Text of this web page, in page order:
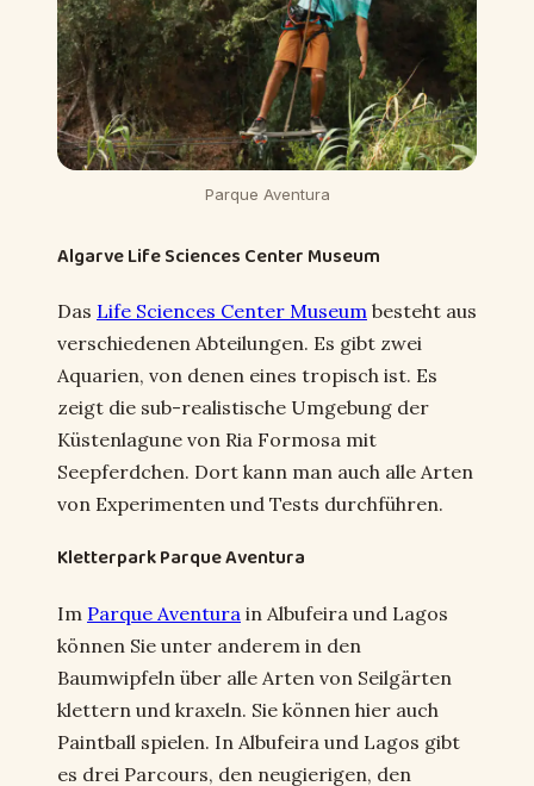
Parque Aventura
Algarve Life Sciences Center Museum
Das Life Sciences Center Museum besteht aus
verschiedenen Abteilungen. Es gibt zwei
Aquarien, von denen eines tropisch ist. Es
zeigt die sub-realistische Umgebung der
Küstenlagune von Ria Formosa mit
Seepferdchen. Dort kann man auch alle Arten
von Experimenten und Tests durchführen.
Kletterpark Parque Aventura
Im Parque Aventura in Albufeira und Lagos
können Sie unter anderem in den
Baumwipfeln über alle Arten von Seilgärten
klettern und kraxeln. Sie können hier auch
Paintball spielen. In Albufeira und Lagos gibt
es drei Parcours, den neugierigen, den